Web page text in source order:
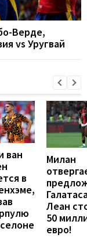
Верде,
vs Уругвай
ван
в
Милан
Леан
50
евро!